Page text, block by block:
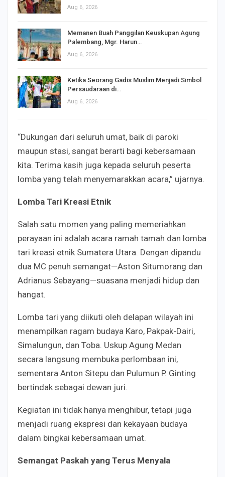
Aug 6, 2026
Memanen Buah Panggilan Keuskupan Agung
Palembang, Mgr. Harun…
Aug 6, 2026
Ketika Seorang Gadis Muslim Menjadi Simbol
Persaudaraan di…
Aug 6, 2026
“Dukungan dari seluruh umat, baik di paroki
maupun stasi, sangat berarti bagi kebersamaan
kita. Terima kasih juga kepada seluruh peserta
lomba yang telah menyemarakkan acara,” ujarnya.
Lomba Tari Kreasi Etnik
Salah satu momen yang paling memeriahkan
perayaan ini adalah acara ramah tamah dan lomba
tari kreasi etnik Sumatera Utara. Dengan dipandu
dua MC penuh semangat—Aston Situmorang dan
Adrianus Sebayang—suasana menjadi hidup dan
hangat.
Lomba tari yang diikuti oleh delapan wilayah ini
menampilkan ragam budaya Karo, Pakpak-Dairi,
Simalungun, dan Toba. Uskup Agung Medan
secara langsung membuka perlombaan ini,
sementara Anton Sitepu dan Pulumun P. Ginting
bertindak sebagai dewan juri.
Kegiatan ini tidak hanya menghibur, tetapi juga
menjadi ruang ekspresi dan kekayaan budaya
dalam bingkai kebersamaan umat.
Semangat Paskah yang Terus Menyala